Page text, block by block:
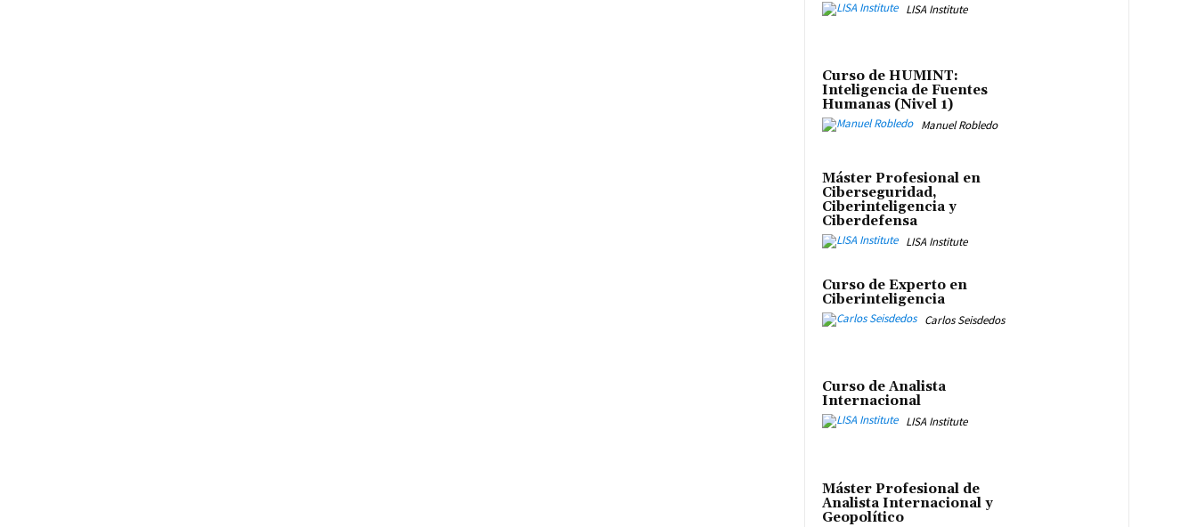
LISA Institute
Curso de HUMINT:
Inteligencia de Fuentes
Humanas (Nivel 1)
Manuel Robledo
Máster Profesional en
Ciberseguridad,
Ciberinteligencia y
Ciberdefensa
LISA Institute
Curso de Experto en
Ciberinteligencia
Carlos Seisdedos
Curso de Analista
Internacional
LISA Institute
Máster Profesional de
Analista Internacional y
Geopolítico